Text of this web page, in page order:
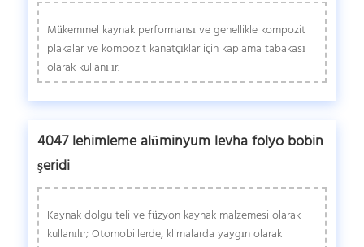
Mükemmel kaynak performansı ve genellikle kompozit
plakalar ve kompozit kanatçıklar için kaplama tabakası
olarak kullanılır.
4047 lehimleme alüminyum levha folyo bobin
şeridi
Kaynak dolgu teli ve füzyon kaynak malzemesi olarak
kullanılır; Otomobillerde, klimalarda yaygın olarak